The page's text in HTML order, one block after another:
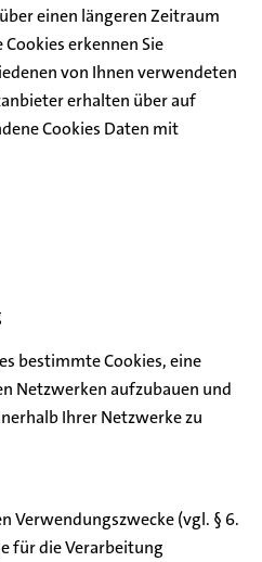
einen längeren Zeitraum
erkennen Sie
von Ihnen verwendeten
erhalten über auf
Cookies Daten mit
bestimmte Cookies, eine
Netzwerken aufzubauen und
Ihrer Netzwerke zu
Verwendungszwecke (vgl. § 6.
für die Verarbeitung